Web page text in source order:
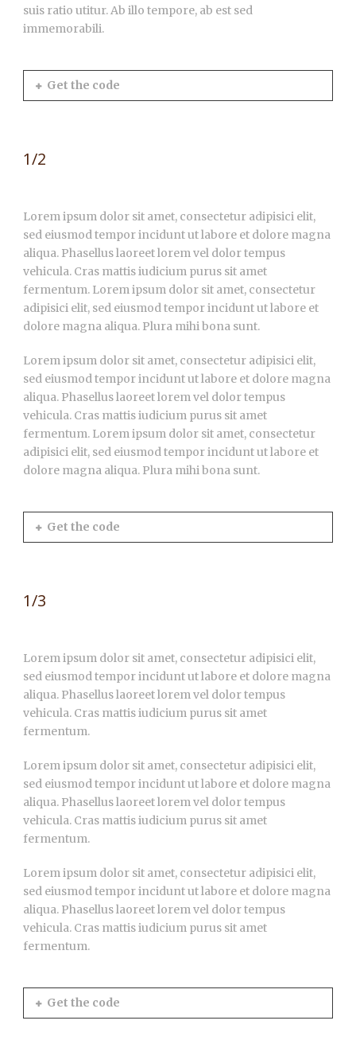
suis ratio utitur. Ab illo tempore, ab est sed
immemorabili.
Get the code
1/2
Lorem ipsum dolor sit amet, consectetur adipisici elit,
sed eiusmod tempor incidunt ut labore et dolore magna
aliqua. Phasellus laoreet lorem vel dolor tempus
vehicula. Cras mattis iudicium purus sit amet
fermentum. Lorem ipsum dolor sit amet, consectetur
adipisici elit, sed eiusmod tempor incidunt ut labore et
dolore magna aliqua. Plura mihi bona sunt.
Lorem ipsum dolor sit amet, consectetur adipisici elit,
sed eiusmod tempor incidunt ut labore et dolore magna
aliqua. Phasellus laoreet lorem vel dolor tempus
vehicula. Cras mattis iudicium purus sit amet
fermentum. Lorem ipsum dolor sit amet, consectetur
adipisici elit, sed eiusmod tempor incidunt ut labore et
dolore magna aliqua. Plura mihi bona sunt.
Get the code
1/3
Lorem ipsum dolor sit amet, consectetur adipisici elit,
sed eiusmod tempor incidunt ut labore et dolore magna
aliqua. Phasellus laoreet lorem vel dolor tempus
vehicula. Cras mattis iudicium purus sit amet
fermentum.
Lorem ipsum dolor sit amet, consectetur adipisici elit,
sed eiusmod tempor incidunt ut labore et dolore magna
aliqua. Phasellus laoreet lorem vel dolor tempus
vehicula. Cras mattis iudicium purus sit amet
fermentum.
Lorem ipsum dolor sit amet, consectetur adipisici elit,
sed eiusmod tempor incidunt ut labore et dolore magna
aliqua. Phasellus laoreet lorem vel dolor tempus
vehicula. Cras mattis iudicium purus sit amet
fermentum.
Get the code